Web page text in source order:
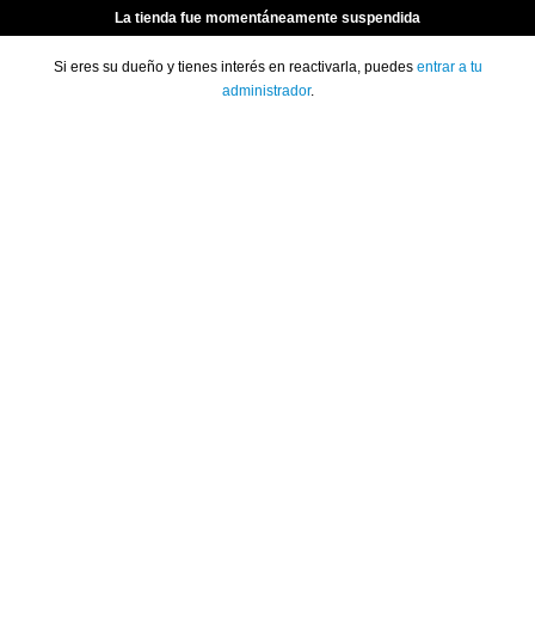
La tienda fue momentáneamente suspendida
Si eres su dueño y tienes interés en reactivarla, puedes entrar a tu
administrador.